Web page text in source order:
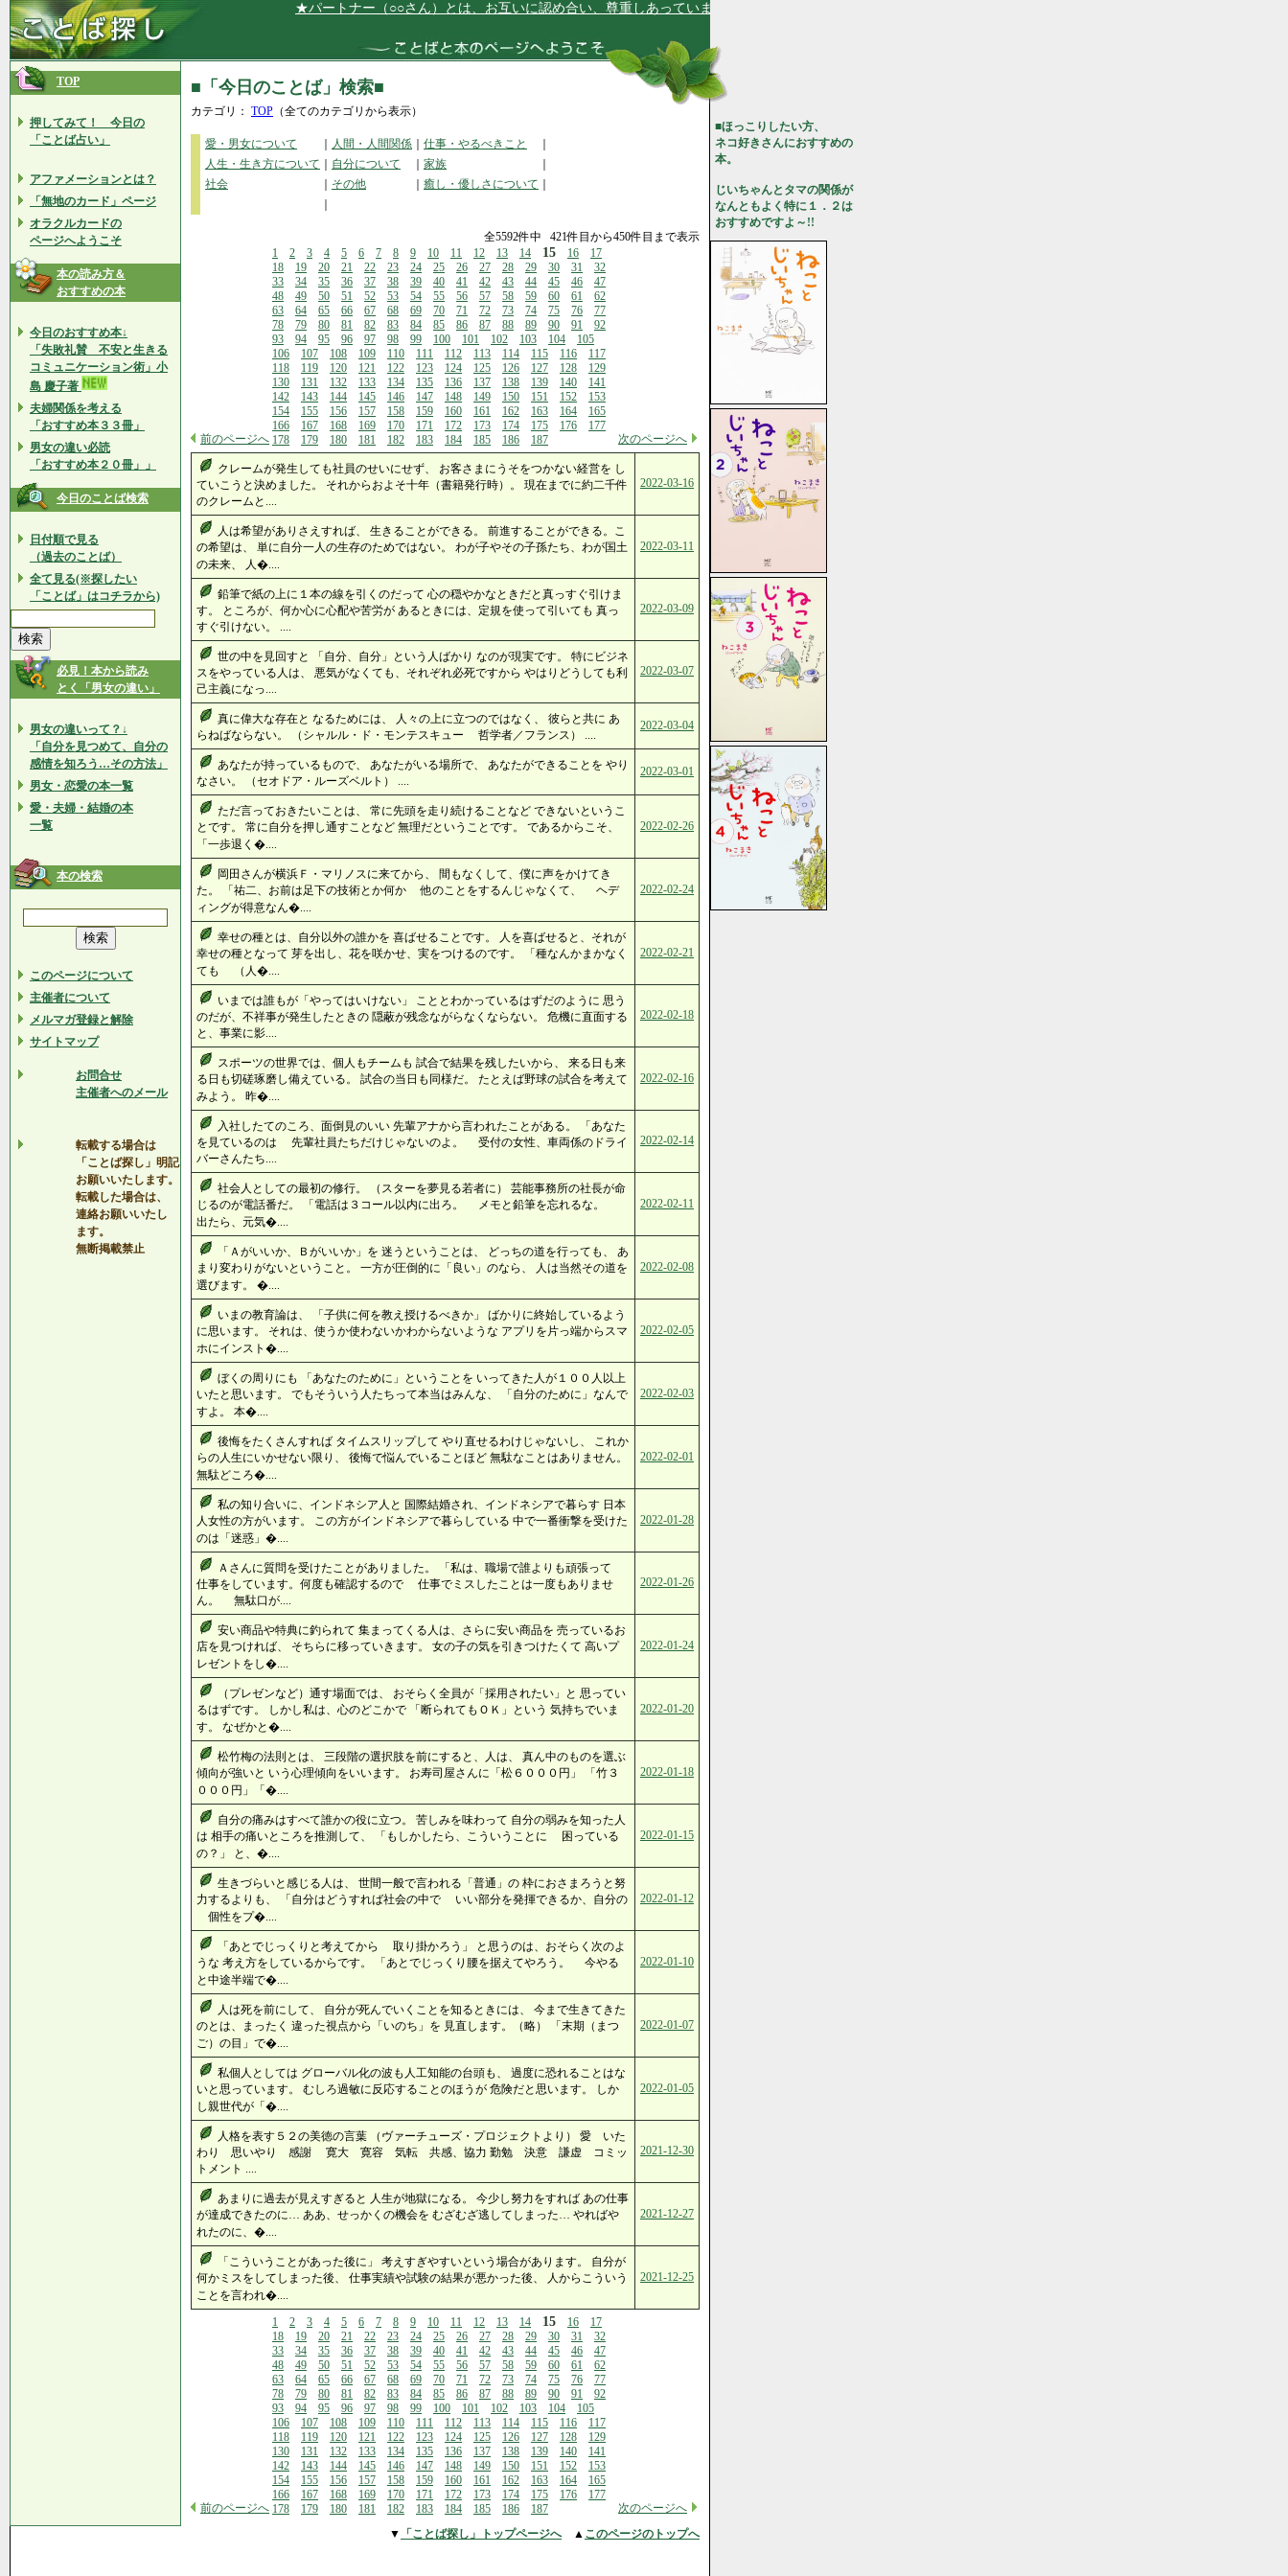
★パートナー（○○さん）とは、お互いに認め合い、尊重しあっています★
TOP
押してみて！ 今日の
「ことば占い」
アファメーションとは？
「無地のカード」ページ
オラクルカードの
ページへようこそ
本の読み方＆
おすすめの本
今日のおすすめ本↓
「失敗礼賛 不安と生きる
コミュニケーション術」小
島 慶子著
夫婦関係を考える
「おすすめ本３３冊」
男女の違い必読
「おすすめ本２０冊」」
今日のことば検索
日付順で見る
（過去のことば）
全て見る(※探したい
「ことば」はコチラから)
必見！本から読み
とく「男女の違い」
男女の違いって？↓
「自分を見つめて、自分の
感情を知ろう…その方法」
男女・恋愛の本一覧
愛・夫婦・結婚の本
一覧
本の検索
このページについて
主催者について
メルマガ登録と解除
サイトマップ
お問合せ
主催者へのメール
転載する場合は
「ことば探し」明記
お願いいたします。
転載した場合は、
連絡お願いいたし
ます。
無断掲載禁止
■「今日のことば」検索■
カテゴリ： TOP （全てのカテゴリから表示）
愛・男女について 人間・人間関係 仕事・やるべきこと
人生・生き方について
自分について 家族
社会
その他 癒し・優しさについて
全5592件中 421件目から450件目まで表示
前のページへ
1 2 3 4 5 6 7 8 9 10 11 12 13 14 15 16
17
18
19 20 21 22 23 24 25 26 27 28 29 30 31
32
33
34 35 36 37 38 39 40 41 42 43 44 45 46
47
48
49 50 51 52 53 54 55 56 57 58 59 60 61
62
63
64 65 66 67 68 69 70 71 72 73 74 75 76
77
78
79 80 81 82 83 84 85 86 87 88 89 90 91
92
93
94 95 96 97 98 99 100 101 102 103 104
105
106
107 108 109 110 111 112 113 114 115 116
117
118
119 120 121 122 123 124 125 126 127 128
129
130
131 132 133 134 135 136 137 138 139 140
141
142
143 144 145 146 147 148 149 150 151 152
153
154
155 156 157 158 159 160 161 162 163 164
165
166
167 168 169 170 171 172 173 174 175 176
177
178
179 180 181 182 183 184 185 186 187 次のページへ
クレームが発生しても社員のせいにせず、 お客さまにうそをつかない経営を し
ていこうと決めました。 それからおよそ十年（書籍発行時）。 現在までに約二千件
のクレームと....
2022-03-16
人は希望がありさえすれば、 生きることができる。 前進することができる。こ
の希望は、 単に自分一人の生存のためではない。 わが子やその子孫たち、わが国土
の未来、 人�....
2022-03-11
鉛筆で紙の上に１本の線を引くのだって 心の穏やかなときだと真っすぐ引けま
す。 ところが、何か心に心配や苦労が あるときには、定規を使って引いても 真っ
すぐ引けない。 ....
2022-03-09
世の中を見回すと 「自分、自分」という人ばかり なのが現実です。 特にビジネ
スをやっている人は、 悪気がなくても、それぞれ必死ですから やはりどうしても利
己主義になっ....
2022-03-07
真に偉大な存在と なるためには、 人々の上に立つのではなく、 彼らと共に あ
らねばならない。 （シャルル・ド・モンテスキュー 哲学者／フランス） ....
2022-03-04
あなたが持っているもので、 あなたがいる場所で、 あなたができることを やり
なさい。 （セオドア・ルーズベルト） ....
2022-03-01
ただ言っておきたいことは、 常に先頭を走り続けることなど できないというこ
とです。 常に自分を押し通すことなど 無理だということです。 であるからこそ、
「一歩退く�....
2022-02-26
岡田さんが横浜Ｆ・マリノスに来てから、 間もなくして、僕に声をかけてき
た。 「祐二、お前は足下の技術とか何か 他のことをするんじゃなくて、 ヘデ
ィングが得意なん�....
2022-02-24
幸せの種とは、自分以外の誰かを 喜ばせることです。 人を喜ばせると、それが
幸せの種となって 芽を出し、花を咲かせ、実をつけるのです。 「種なんかまかなく
ても （人�....
2022-02-21
いまでは誰もが「やってはいけない」 こととわかっているはずだのように 思う
のだが、不祥事が発生したときの 隠蔽が残念ながらなくならない。 危機に直面する
と、事業に影....
2022-02-18
スポーツの世界では、個人もチームも 試合で結果を残したいから、 来る日も来
る日も切磋琢磨し備えている。 試合の当日も同様だ。 たとえば野球の試合を考えて
みよう。 昨�....
2022-02-16
入社したてのころ、面倒見のいい 先輩アナから言われたことがある。 「あなた
を見ているのは 先輩社員たちだけじゃないのよ。 受付の女性、車両係のドライ
バーさんたち....
2022-02-14
社会人としての最初の修行。 （スターを夢見る若者に） 芸能事務所の社長が命
じるのが電話番だ。 「電話は３コール以内に出ろ。 メモと鉛筆を忘れるな。
出たら、元気�....
2022-02-11
「Ａがいいか、Ｂがいいか」を 迷うということは、 どっちの道を行っても、 あ
まり変わりがないということ。 一方が圧倒的に「良い」のなら、 人は当然その道を
選びます。 �....
2022-02-08
いまの教育論は、 「子供に何を教え授けるべきか」 ばかりに終始しているよう
に思います。 それは、使うか使わないかわからないような アプリを片っ端からスマ
ホにインスト�....
2022-02-05
ぼくの周りにも 「あなたのために」ということを いってきた人が１００人以上
いたと思います。 でもそういう人たちって本当はみんな、 「自分のために」なんで
すよ。 本�....
2022-02-03
後悔をたくさんすれば タイムスリップして やり直せるわけじゃないし、 これか
らの人生にいかせない限り、 後悔で悩んでいることほど 無駄なことはありません。
無駄どころ�....
2022-02-01
私の知り合いに、インドネシア人と 国際結婚され、インドネシアで暮らす 日本
人女性の方がいます。 この方がインドネシアで暮らしている 中で一番衝撃を受けた
のは「迷惑」�....
2022-01-28
Ａさんに質問を受けたことがありました。 「私は、職場で誰よりも頑張って
仕事をしています。何度も確認するので 仕事でミスしたことは一度もありませ
ん。 無駄口が....
2022-01-26
安い商品や特典に釣られて 集まってくる人は、さらに安い商品を 売っているお
店を見つければ、 そちらに移っていきます。 女の子の気を引きつけたくて 高いプ
レゼントをし�....
2022-01-24
（プレゼンなど）通す場面では、 おそらく全員が「採用されたい」と 思ってい
るはずです。 しかし私は、心のどこかで 「断られてもＯＫ」という 気持ちでいま
す。 なぜかと�....
2022-01-20
松竹梅の法則とは、 三段階の選択肢を前にすると、人は、 真ん中のものを選ぶ
傾向が強いと いう心理傾向をいいます。 お寿司屋さんに「松６０００円」 「竹３
０００円」「�....
2022-01-18
自分の痛みはすべて誰かの役に立つ。 苦しみを味わって 自分の弱みを知った人
は 相手の痛いところを推測して、 「もしかしたら、こういうことに 困っている
の？」 と、�....
2022-01-15
生きづらいと感じる人は、 世間一般で言われる「普通」の 枠におさまろうと努
力するよりも、 「自分はどうすれば社会の中で いい部分を発揮できるか、自分の
個性をプ�....
2022-01-12
「あとでじっくりと考えてから 取り掛かろう」 と思うのは、おそらく次のよ
うな 考え方をしているからです。 「あとでじっくり腰を据えてやろう。 今やる
と中途半端で�....
2022-01-10
人は死を前にして、 自分が死んでいくことを知るときには、 今まで生きてきた
のとは、まったく 違った視点から「いのち」を 見直します。（略） 「末期（まつ
ご）の目」で�....
2022-01-07
私個人としては グローバル化の波も人工知能の台頭も、 過度に恐れることはな
いと思っています。 むしろ過敏に反応することのほうが 危険だと思います。 しか
し親世代が「�....
2022-01-05
人格を表す５２の美徳の言葉 （ヴァーチューズ・プロジェクトより） 愛 いた
わり 思いやり 感謝 寛大 寛容 気転 共感、協力 勤勉 決意 謙虚 コミッ
トメント ....
2021-12-30
あまりに過去が見えすぎると 人生が地獄になる。 今少し努力をすれば あの仕事
が達成できたのに… ああ、せっかくの機会を むざむざ逃してしまった… やればや
れたのに、�....
2021-12-27
「こういうことがあった後に」 考えすぎやすいという場合があります。 自分が
何かミスをしてしまった後、 仕事実績や試験の結果が悪かった後、 人からこういう
ことを言われ�....
2021-12-25
前のページへ
1 2 3 4 5 6 7 8 9 10 11 12 13 14 15 16
17
18
19 20 21 22 23 24 25 26 27 28 29 30 31
32
33
34 35 36 37 38 39 40 41 42 43 44 45 46
47
48
49 50 51 52 53 54 55 56 57 58 59 60 61
62
63
64 65 66 67 68 69 70 71 72 73 74 75 76
77
78
79 80 81 82 83 84 85 86 87 88 89 90 91
92
93
94 95 96 97 98 99 100 101 102 103 104
105
106
107 108 109 110 111 112 113 114 115 116
117
118
119 120 121 122 123 124 125 126 127 128
129
130
131 132 133 134 135 136 137 138 139 140
141
142
143 144 145 146 147 148 149 150 151 152
153
154
155 156 157 158 159 160 161 162 163 164
165
166
167 168 169 170 171 172 173 174 175 176
177
178
179 180 181 182 183 184 185 186 187 次のページへ
■ほっこりしたい方、
ネコ好きさんにおすすめの
本。
じいちゃんとタマの関係が
なんともよく特に１．２は
おすすめですよ～!!
▼ 「ことば探し」トップページへ▲ このページのトップへ